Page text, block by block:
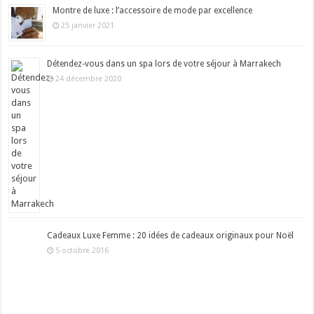
Montre de luxe : l’accessoire de mode par excellence
25 janvier 2021
Détendez-vous dans un spa lors de votre séjour à Marrakech
24 décembre 2020
Cadeaux Luxe Femme : 20 idées de cadeaux originaux pour Noël
5 octobre 2016